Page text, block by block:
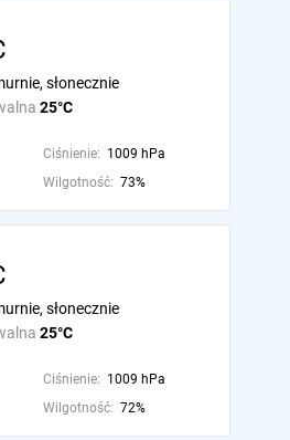
25°C
słonecznie
Ciśnienie: 1009 hPa
Wilgotność: 73%
25°C
słonecznie
Ciśnienie: 1009 hPa
Wilgotność: 72%